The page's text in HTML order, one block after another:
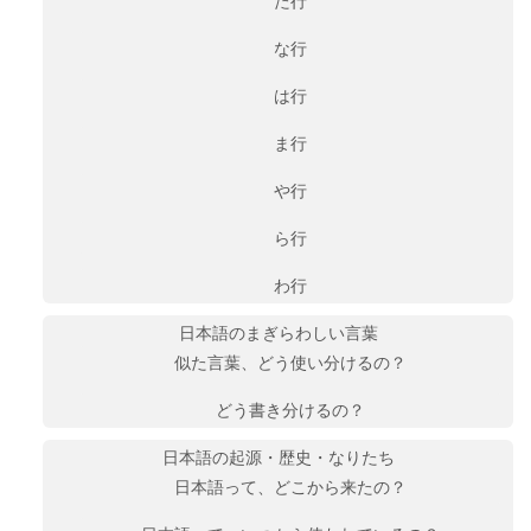
な行
は行
ま行
や行
ら行
わ行
日本語のまぎらわしい言葉
似た言葉、どう使い分けるの？
どう書き分けるの？
日本語の起源・歴史・なりたち
日本語って、どこから来たの？